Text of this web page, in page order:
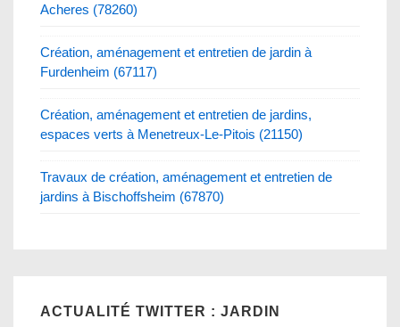
Acheres (78260)
Création, aménagement et entretien de jardin à
Furdenheim (67117)
Création, aménagement et entretien de jardins,
espaces verts à Menetreux-Le-Pitois (21150)
Travaux de création, aménagement et entretien de
jardins à Bischoffsheim (67870)
ACTUALITÉ TWITTER : JARDIN